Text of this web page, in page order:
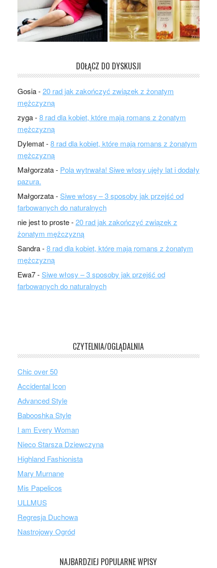
DOŁĄCZ DO DYSKUSJI
Gosia-20 rad jak zakończyć związek z żonatym
mężczyzną
zyga-8 rad dla kobiet, które mają romans z żonatym
mężczyzną
Dylemat-8 rad dla kobiet, które mają romans z żonatym
mężczyzną
Małgorzata- Pola wytrwała! Siwe włosy ujęły lat i dodały
pazura.
Małgorzata-Siwe włosy – 3 sposoby jak przejść od
farbowanych do naturalnych
nie jest to proste-20 rad jak zakończyć związek z
żonatym mężczyzną
Sandra-8 rad dla kobiet, które mają romans z żonatym
mężczyzną
Ewa7-Siwe włosy – 3 sposoby jak przejść od
farbowanych do naturalnych
CZYTELNIA/OGLĄDALNIA
Chic over 50
Accidental Icon
Advanced Style
Babooshka Style
I am Every Woman
Nieco Starsza Dziewczyna
Highland Fashionista
Mary Murnane
Mis Papelicos
ULLMUS
Regresja Duchowa
Nastrojowy Ogród
NAJBARDZIEJ POPULARNE WPISY